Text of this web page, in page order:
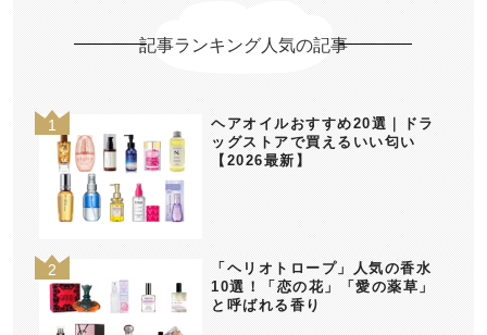
記事ランキング人気の記事
ヘアオイルおすすめ20選｜ドラ
ッグストアで買えるいい匂い
【2026最新】
「ヘリオトロープ」人気の香水
10選！「恋の花」「愛の薬草」
と呼ばれる香り